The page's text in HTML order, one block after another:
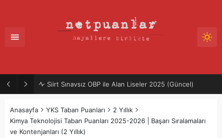
Siirt Sınavsız OBP ile Alan Liseler 2025 (Güncel)
Anasayfa YKS Taban Puanları
2 Yıllık
Kimya Teknolojisi Taban Puanları 2025-2026 | Başarı Sıralamaları
ve Kontenjanları (2 Yıllık)